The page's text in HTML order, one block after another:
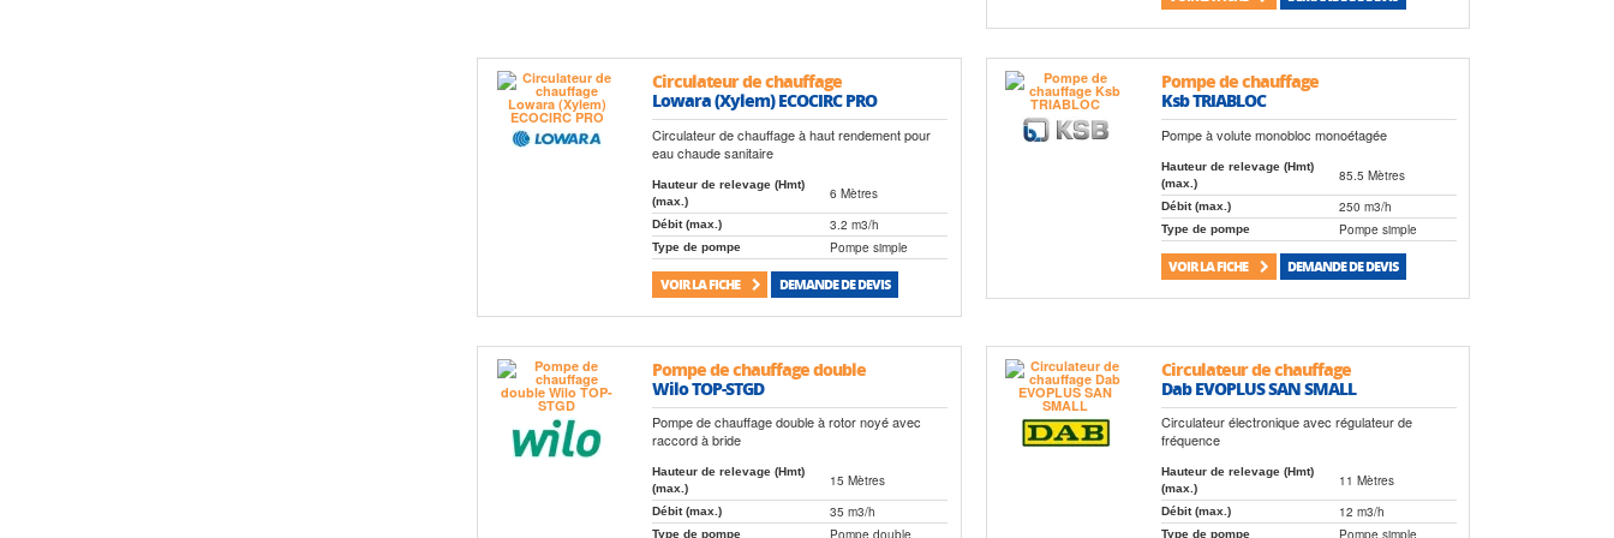
Circulateur de chauffage
Lowara (Xylem) ECOCIRC PRO
Circulateur de chauffage à haut rendement pour
eau chaude sanitaire
Hauteur de relevage (Hmt)
(max.)
6 Mètres
Débit (max.) 3.2 m3/h
Type de pompe Pompe simple
VOIR LA FICHE DEMANDE DE DEVIS
Pompe de chauffage
Ksb TRIABLOC
Pompe à volute monobloc monoétagée
Hauteur de relevage (Hmt)
(max.)
85.5 Mètres
Débit (max.) 250 m3/h
Type de pompe Pompe simple
VOIR LA FICHE DEMANDE DE DEVIS
Pompe de chauffage double
Wilo TOP-STGD
Pompe de chauffage double à rotor noyé avec
raccord à bride
Hauteur de relevage (Hmt)
(max.)
15 Mètres
Débit (max.) 35 m3/h
Type de pompe
Circulateur de chauffage
Dab EVOPLUS SAN SMALL
Circulateur électronique avec régulateur de
fréquence
Hauteur de relevage (Hmt)
(max.)
11 Mètres
Débit (max.) 12 m3/h
Type de pompe